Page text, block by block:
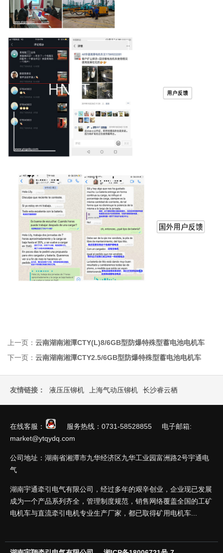
上一页： 云南湖南湘潭CTY(L)8/6GB型防爆特殊型蓄电池电机车
下一页： 云南湖南湘潭CTY2.5/6GB型防爆特殊型蓄电池电机车
友情链接： 液压压铆机 上海气动压铆机 长沙睿云栖
在线客服：
服务热线：0731-58528855 电子邮箱:
market@ytqydq.com
公司地址：湖南省湘潭市九华经济区九华工业园富洲路2号宇通电
气
湖南宇通牵引电气有限公司，经过多年的艰辛创业，企业现已发展
成为一个产品系列齐全，管理制度规范，销售网络覆盖全国的工矿
电机车与直流牵引电机专业生产厂家，都已取得矿用电机车...